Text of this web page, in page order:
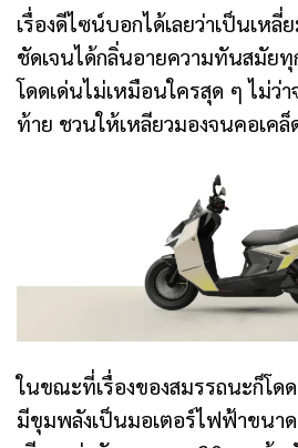
เรื่องดีไซน์บอกได้เลยว่าเป็นเห
ชัดเจนได้กลิ่นอายความทันสมัย
โดดเด่นไม่เหมือนใครสุด ๆ ไม่ว่
ท้าย ชวนให้เหลียวมองจนคอเคล็
ในขณะที่เรื่องของสมรรถนะก็โด
มีขุมพลังเป็นมอเตอร์ไฟฟ้าขนา